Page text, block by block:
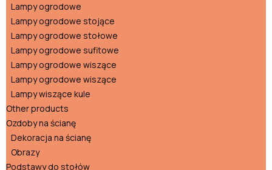
Lampy ogrodowe
Lampy ogrodowe stojące
Lampy ogrodowe stołowe
Lampy ogrodowe sufitowe
Lampy ogrodowe wiszące
Lampy ogrodowe wiszące
Lampy wiszące kule
Other products
Ozdoby na ścianę
Dekoracja na ścianę
Obrazy
Podstawy do stołów